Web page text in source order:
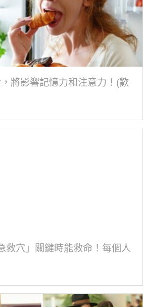
將影響記憶力和注意力！(歡
救穴」關鍵時能救命！每個人